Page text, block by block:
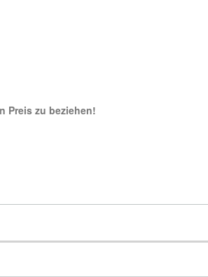
Preis zu beziehen!